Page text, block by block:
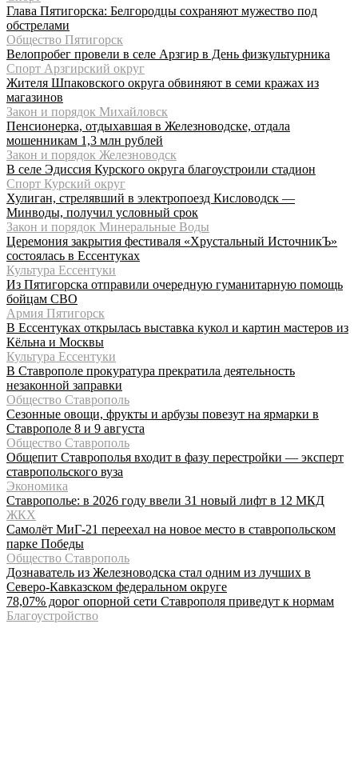
Глава Пятигорска: Белгородцы сохраняют мужество под
обстрелами
Общество Пятигорск
Велопробег провели в селе Арзгир в День физкультурника
Спорт Арзгирский округ
Жителя Шпаковского округа обвиняют в семи кражах из
магазинов
Закон и порядок Михайловск
Пенсионерка, отдыхавшая в Железноводске, отдала
мошенникам 1,3 млн рублей
Закон и порядок Железноводск
В селе Эдиссия Курского округа благоустроили стадион
Спорт Курский округ
Хулиган, стрелявший в электропоезд Кисловодск —
Минводы, получил условный срок
Закон и порядок Минеральные Воды
Церемония закрытия фестиваля «Хрустальный ИсточникЪ»
состоялась в Ессентуках
Культура Ессентуки
Из Пятигорска отправили очередную гуманитарную помощь
бойцам СВО
Армия Пятигорск
В Ессентуках открылась выставка кукол и картин мастеров из
Кёльна и Москвы
Культура Ессентуки
В Ставрополе прокуратура прекратила деятельность
незаконной заправки
Общество Ставрополь
Сезонные овощи, фрукты и арбузы повезут на ярмарки в
Ставрополе 8 и 9 августа
Общество Ставрополь
Общепит Ставрополья входит в фазу перестройки — эксперт
ставропольского вуза
Экономика
Ставрополье: в 2026 году ввели 31 новый лифт в 12 МКД
ЖКХ
Самолёт МиГ-21 переехал на новое место в ставропольском
парке Победы
Общество Ставрополь
Дознаватель из Железноводска стал одним из лучших в
Северо-Кавказском федеральном округе
78,07% дорог опорной сети Ставрополя приведут к нормам
Благоустройство